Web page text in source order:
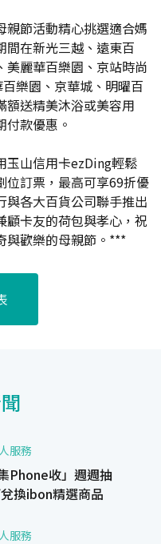
親節活動精心挑選適合媽
間在新光三越、遠東百
美麗華百樂園、京站時尚
樂園、京華城、明曜百
額送精美沐浴或美容用
款優惠。
玉山信用卡ezDing輕鬆
位訂票，最高可享69折優
與各大百貨公司聯手推出
顧卡友的荷包與孝心，祝
與歡樂的母親節。***
服務
Phone收」週週抽
換ibon精選商品
服務